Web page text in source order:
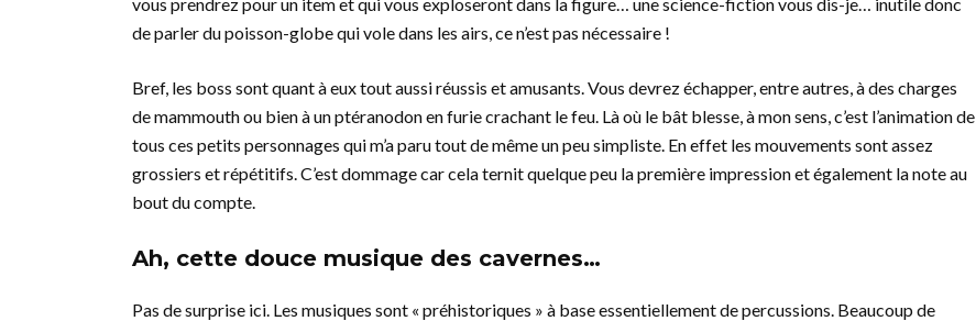
de parler du poisson-globe qui vole dans les airs, ce n’est pas nécessaire !
Bref, les boss sont quant à eux tout aussi réussis et amusants. Vous devrez échapper, entre autres, à des charges
de mammouth ou bien à un ptéranodon en furie crachant le feu. Là où le bât blesse, à mon sens, c’est l’animation de
tous ces petits personnages qui m’a paru tout de même un peu simpliste. En effet les mouvements sont assez
grossiers et répétitifs. C’est dommage car cela ternit quelque peu la première impression et également la note au
bout du compte.
Ah, cette douce musique des cavernes…
Pas de surprise ici. Les musiques sont « préhistoriques » à base essentiellement de percussions. Beaucoup de